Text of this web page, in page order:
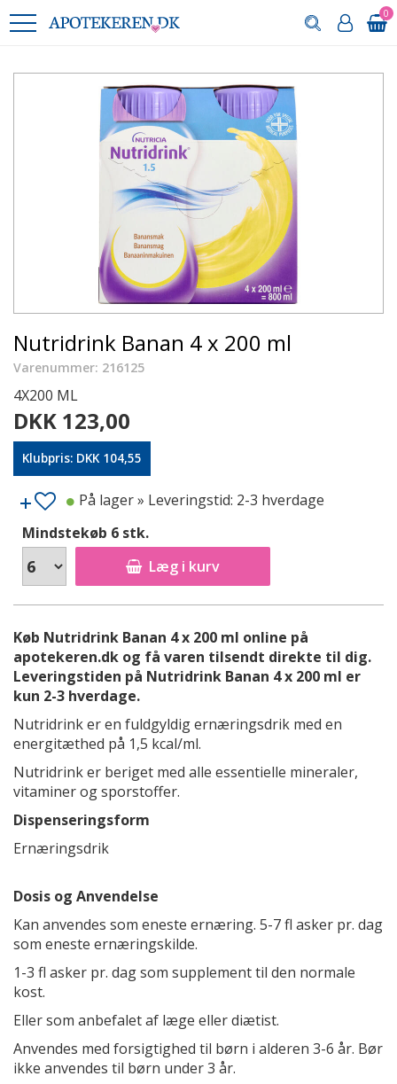
0
Nutridrink Banan 4 x 200 ml
Varenummer: 216125
4X200 ML
DKK 123,00
Klubpris: DKK 104,55
Mindstekøb 6 stk.
Læg i kurv
På lager» Leveringstid: 2-3 hverdage
Køb Nutridrink Banan 4 x 200 ml online på
apotekeren.dk og få varen tilsendt direkte til dig.
Leveringstiden på Nutridrink Banan 4 x 200 ml er
kun 2-3 hverdage.
Nutridrink er en fuldgyldig ernæringsdrik med en
energitæthed på 1,5 kcal/ml.
Nutridrink er beriget med alle essentielle mineraler,
vitaminer og sporstoffer.
Dispenseringsform
Ernæringsdrik
Dosis og Anvendelse
Kan anvendes som eneste ernæring. 5-7 fl asker pr. dag
som eneste ernæringskilde.
1-3 fl asker pr. dag som supplement til den normale
kost.
Eller som anbefalet af læge eller diætist.
Anvendes med forsigtighed til børn i alderen 3-6 år. Bør
ikke anvendes til børn under 3 år.